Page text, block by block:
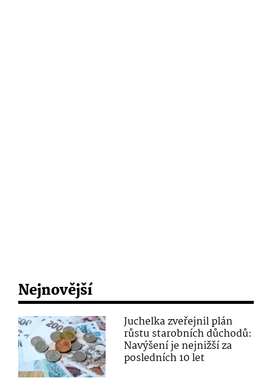
Nejnovější
Juchelka zveřejnil plán
růstu starobních důchodů:
Navýšení je nejnižší za
posledních 10 let